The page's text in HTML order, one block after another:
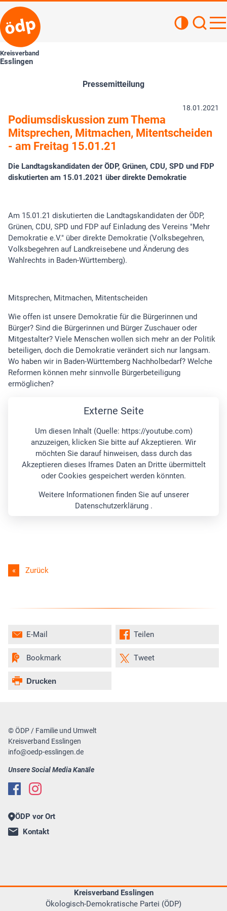
Kreisverband
Esslingen
Pressemitteilung
18.01.2021
Podiumsdiskussion zum Thema
Mitsprechen, Mitmachen, Mitentscheiden
- am Freitag 15.01.21
Die Landtagskandidaten der ÖDP, Grünen, CDU, SPD und FDP
diskutierten am 15.01.2021 über direkte Demokratie
Am 15.01.21 diskutierten die Landtagskandidaten der ÖDP,
Grünen, CDU, SPD und FDP auf Einladung des Vereins "Mehr
Demokratie e.V." über direkte Demokratie (Volksbegehren,
Volksbegehren auf Landkreisebene und Änderung des
Wahlrechts in Baden-Württemberg).
Mitsprechen, Mitmachen, Mitentscheiden
Wie offen ist unsere Demokratie für die Bürgerinnen und
Bürger? Sind die Bürgerinnen und Bürger Zuschauer oder
Mitgestalter? Viele Menschen wollen sich mehr an der Politik
beteiligen, doch die Demokratie verändert sich nur langsam.
Wo haben wir in Baden-Württemberg Nachholbedarf? Welche
Reformen können mehr sinnvolle Bürgerbeteiligung
ermöglichen?
Externe Seite
Um diesen Inhalt (Quelle: https://youtube.com)
anzuzeigen, klicken Sie bitte auf Akzeptieren. Wir
möchten Sie darauf hinweisen, dass durch das
Akzeptieren dieses Iframes Daten an Dritte übermittelt
oder Cookies gespeichert werden könnten.
Weitere Informationen finden Sie auf unserer
Datenschutzerklärung .
Zurück
Teilen
Tweet
E-Mail
Bookmark
Drucken
© ÖDP / Familie und Umwelt
Kreisverband Esslingen
info@oedp-esslingen.de
Unsere Social Media Kanäle
ÖDP vor Ort
Kontakt
Kreisverband Esslingen
Ökologisch-Demokratische Partei (ÖDP)